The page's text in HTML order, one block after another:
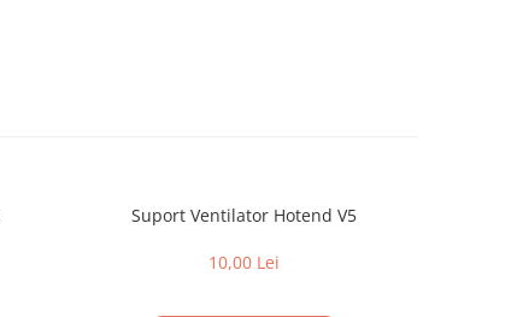
Suport Ventilator Hotend V5
10,00 Lei